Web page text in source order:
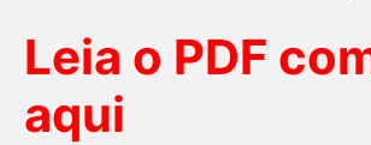
Leia o PDF
aqui